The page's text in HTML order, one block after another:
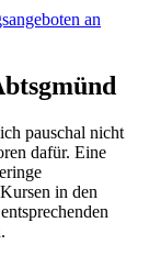
an
pauschal nicht
dafür. Eine
in den